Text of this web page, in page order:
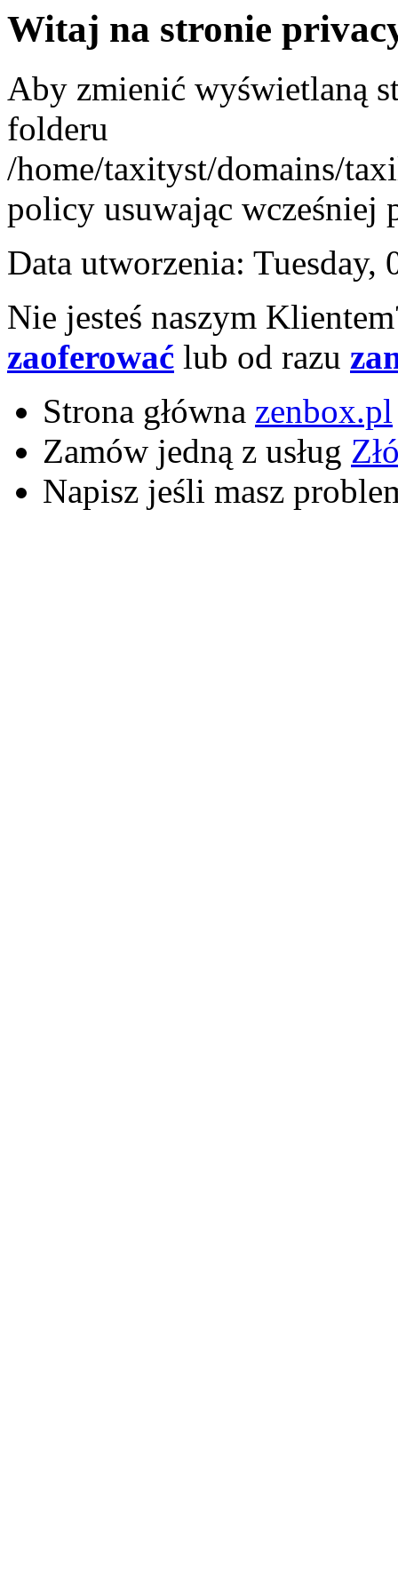
Witaj na stronie
Aby zmienić wyświetlaną
folderu
/home/taxityst/domains/
policy usuwając wcześniej
Data utworzenia:
Nie jesteś naszym
zaoferować lub od razu
Strona główna zenbox.pl
Zamów jedną z usług
Napisz jeśli masz